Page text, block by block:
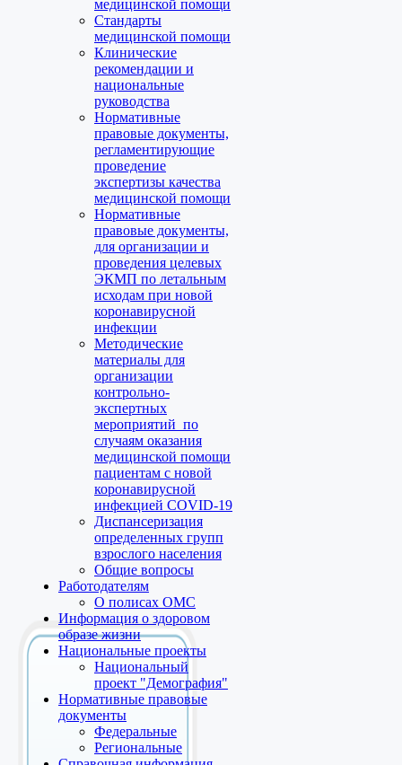
медицинской помощи
Стандарты
медицинской помощи
Клинические
рекомендации и
национальные
руководства
Нормативные
правовые документы,
регламентирующие
проведение
экспертизы качества
медицинской помощи
Нормативные
правовые документы,
для организации и
проведения целевых
ЭКМП по летальным
исходам при новой
коронавирусной
инфекции
Методические
материалы для
организации
контрольно-
экспертных
мероприятий по
случаям оказания
медицинской помощи
пациентам с новой
коронавирусной
инфекцией COVID-19
Диспансеризация
определенных групп
взрослого населения
Общие вопросы
Работодателям
О полисах ОМС
Информация о здоровом
образе жизни
Национальные проекты
Национальный
проект "Демография"
Нормативные правовые
документы
Федеральные
Региональные